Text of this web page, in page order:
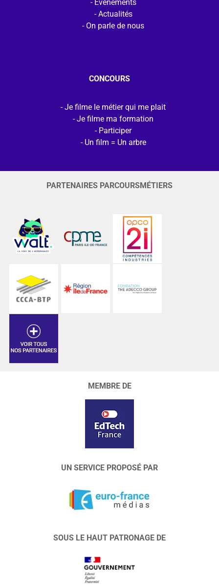
Evénements
Actualités
On parle de nous
CONCOURS
Je filme le métier qui me plait
Je filme ma formation
Participer
Un film = Un arbre
PARTENAIRES PARCOURSMÉTIERS
MEMBRE DE
UN SERVICE PROPOSÉ PAR
SOUS LE HAUT PATRONAGE DE